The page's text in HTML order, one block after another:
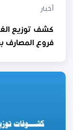
أخبار
كشف توزيع
فروع المصارف